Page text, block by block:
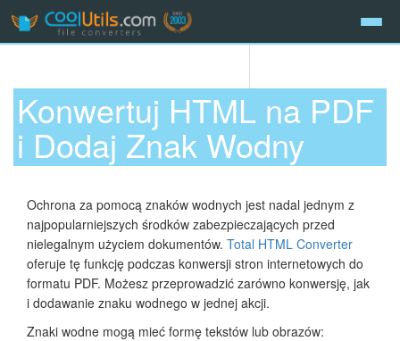
Konwertuj HTML na PDF
i Dodaj Znak Wodny
Ochrona za pomocą znaków wodnych jest nadal jednym z
najpopularniejszych środków zabezpieczających przed
nielegalnym użyciem dokumentów. Total HTML Converter
oferuje tę funkcję podczas konwersji stron internetowych do
formatu PDF. Możesz przeprowadzić zarówno konwersję, jak
i dodawanie znaku wodnego w jednej akcji.
Znaki wodne mogą mieć formę tekstów lub obrazów: